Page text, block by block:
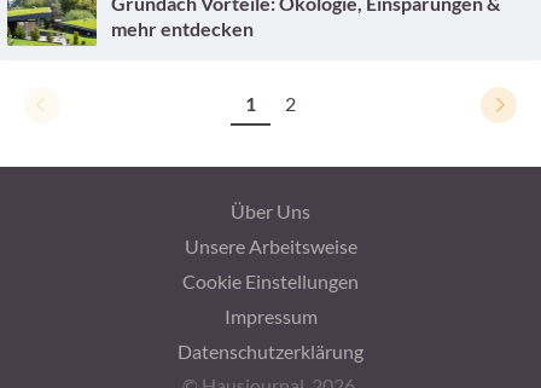
mehr entdecken
1 2
Über Uns
Unsere Arbeitsweise
Cookie Einstellungen
Impressum
Datenschutzerklärung